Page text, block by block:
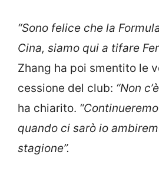
“Sono felice che la
Cina, siamo qui a tifare
Zhang ha poi smentito le
cessione del club: “Non
ha chiarito.
quando ci sarò io
stagione”.